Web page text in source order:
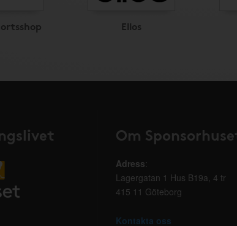
Ellos
Om
Adress:
Lagergatan 1 Hus B19a, 4 tr
415 11 Göteborg
Kontakta oss